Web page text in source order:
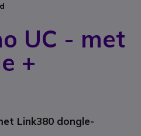
UC - met
+
Link380 dongle-